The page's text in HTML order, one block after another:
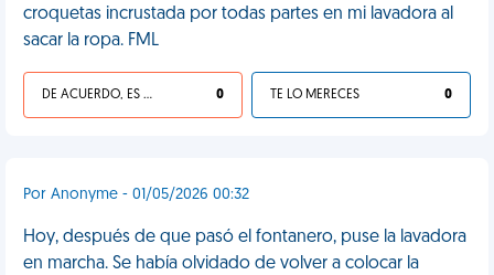
croquetas incrustada por todas partes en mi lavadora al
sacar la ropa. FML
DE ACUERDO, ES UNA VIDA HP 0 TE LO MERECES 0
Por Anonyme - 01/05/2026 00:32
Hoy, después de que pasó el fontanero, puse la lavadora
en marcha. Se había olvidado de volver a colocar la